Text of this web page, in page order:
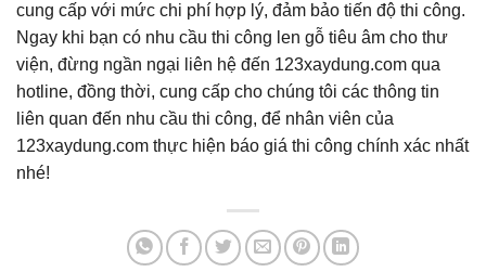
cung cấp với mức chi phí hợp lý, đảm bảo tiến độ thi công.
Ngay khi bạn có nhu cầu thi công len gỗ tiêu âm cho thư
viện, đừng ngần ngại liên hệ đến 123xaydung.com qua
hotline, đồng thời, cung cấp cho chúng tôi các thông tin
liên quan đến nhu cầu thi công, để nhân viên của
123xaydung.com thực hiện báo giá thi công chính xác nhất
nhé!